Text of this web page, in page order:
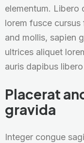
elementum. Libero
lorem fusce
and mollis, sapien
ultrices aliquet
auris dapibus
Placerat
gravida
Integer congue